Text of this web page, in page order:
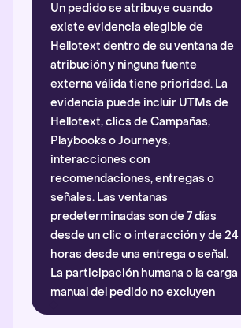
Un pedido se atribuye cuando
existe evidencia elegible de
Hellotext dentro de su ventana de
atribución y ninguna fuente
externa válida tiene prioridad. La
evidencia puede incluir UTMs de
Hellotext, clics de Campañas,
Playbooks o Journeys,
interacciones con
recomendaciones, entregas o
señales. Las ventanas
predeterminadas son de 7 días
desde un clic o interacción y de 24
horas desde una entrega o señal.
La participación humana o la carga
manual del pedido no excluyen
automáticamente la atribución.